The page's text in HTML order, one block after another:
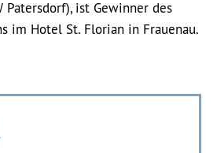
Patersdorf), ist Gewinner des
im Hotel St. Florian in Frauenau.